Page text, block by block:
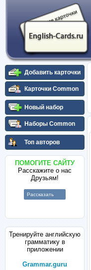
Добавить карточки
Карточки Common
Новый набор
Наборы Common
Топ авторов
ПОМОГИТЕ САЙТУ
Расскажите о нас
Друзьям!
Рассказать
Тренируйте английскую
грамматику в
приложении
Grammar.guru